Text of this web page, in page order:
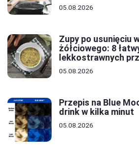
05.08.2026
Zupy po usunięciu
żółciowego: 8
lekkostrawnych
05.08.2026
Przepis na Blue
drink w kilka minut
05.08.2026